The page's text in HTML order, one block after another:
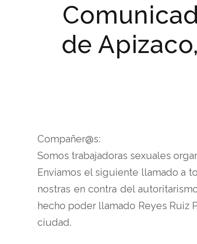
de
Compañer@s:
Somos trabajadoras sexuales
Enviamos el siguiente llamado a
nostras en contra del
hecho poder llamado Reyes Ruiz
ciudad.